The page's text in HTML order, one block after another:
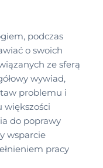
podczas
o swoich
ze sferą
wywiad,
problemu i
większości
do poprawy
wsparcie
pracy